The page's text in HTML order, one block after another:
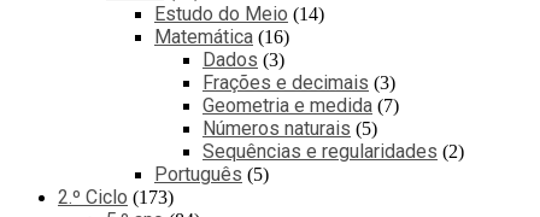
Estudo do Meio 14
Matemática 16
Dados 3
Frações e decimais 3
Geometria e medida 7
Números naturais 5
Sequências e regularidades 2
Português 5
2.º Ciclo 173